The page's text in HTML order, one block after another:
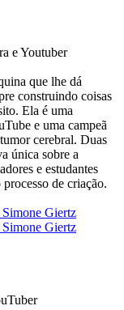
e Youtuber
que lhe dá
construindo coisas
Ela é uma
e uma campeã
cerebral. Duas
única sobre a
e estudantes
de criação.
Giertz
Giertz